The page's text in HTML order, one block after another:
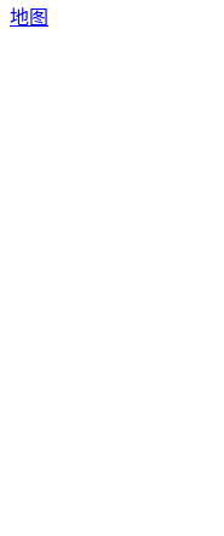
地图